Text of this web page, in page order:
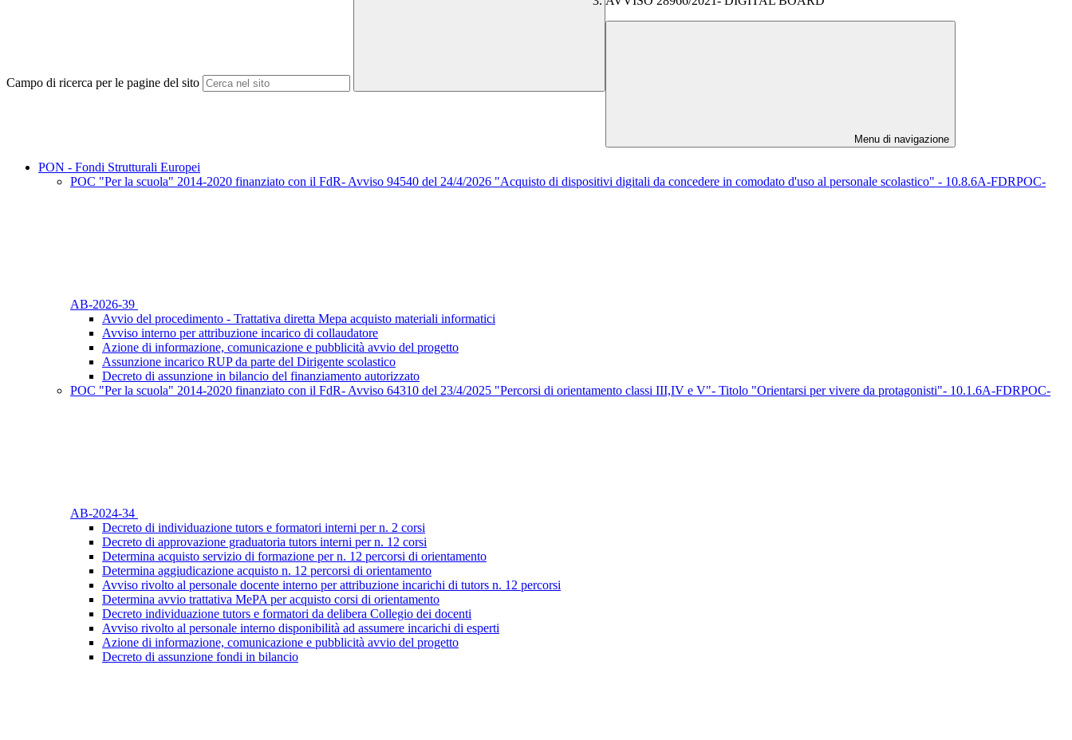
Campo di ricerca per le pagine del sito
Menu di navigazione
PON - Fondi Strutturali Europei
POC "Per la scuola" 2014-2020 finanziato con il FdR- Avviso 94540 del 24/4/2026 "Acquisto di dispositivi digitali da concedere in comodato d'uso al personale scolastico" - 10.8.6A-FDRPOC-
AB-2026-39
Avvio del procedimento - Trattativa diretta Mepa acquisto materiali informatici
Avviso interno per attribuzione incarico di collaudatore
Azione di informazione, comunicazione e pubblicità avvio del progetto
Assunzione incarico RUP da parte del Dirigente scolastico
Decreto di assunzione in bilancio del finanziamento autorizzato
POC "Per la scuola" 2014-2020 finanziato con il FdR- Avviso 64310 del 23/4/2025 "Percorsi di orientamento classi III,IV e V"- Titolo "Orientarsi per vivere da protagonisti"- 10.1.6A-FDRPOC-
AB-2024-34
Decreto di individuazione tutors e formatori interni per n. 2 corsi
Decreto di approvazione graduatoria tutors interni per n. 12 corsi
Determina acquisto servizio di formazione per n. 12 percorsi di orientamento
Determina aggiudicazione acquisto n. 12 percorsi di orientamento
Avviso rivolto al personale docente interno per attribuzione incarichi di tutors n. 12 percorsi
Determina avvio trattativa MePA per acquisto corsi di orientamento
Decreto individuazione tutors e formatori da delibera Collegio dei docenti
Avviso rivolto al personale interno disponibilità ad assumere incarichi di esperti
Azione di informazione, comunicazione e pubblicità avvio del progetto
Decreto di assunzione fondi in bilancio